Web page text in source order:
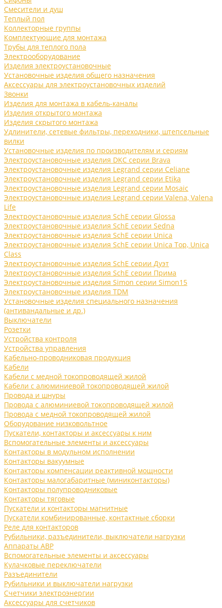
Смесители и душ
Теплый пол
Коллекторные группы
Комплектующие для монтажа
Трубы для теплого пола
Электрооборудование
Изделия электроустановочные
Установочные изделия общего назначения
Аксессуары для электроустановочных изделий
Звонки
Изделия для монтажа в кабель-каналы
Изделия открытого монтажа
Изделия скрытого монтажа
Удлинители, сетевые фильтры, переходники, штепсельные
вилки
Установочные изделия по производителям и сериям
Электроустановочные изделия DKC серии Brava
Электроустановочные изделия Legrand серии Celiane
Электроустановочные изделия Legrand серии Etika
Электроустановочные изделия Legrand серии Mosaic
Электроустановочные изделия Legrand серии Valena, Valena
Life
Электроустановочные изделия SchE серии Glossa
Электроустановочные изделия SchE серии Sedna
Электроустановочные изделия SchE серии Unica
Электроустановочные изделия SchE серии Unica Top, Unica
Class
Электроустановочные изделия SchE серии Дуэт
Электроустановочные изделия SchE серии Прима
Электроустановочные изделия Simon серии Simon15
Электроустановочные изделия TDM
Установочные изделия специального назначения
(антивандальные и др.)
Выключатели
Розетки
Устройства контроля
Устройства управления
Кабельно-проводниковая продукция
Кабели
Кабели с медной токопроводящей жилой
Кабели с алюминиевой токопроводящей жилой
Провода и шнуры
Провода с алюминиевой токопроводящей жилой
Провода с медной токопроводящей жилой
Оборудование низковольтное
Пускатели, контакторы и аксессуары к ним
Вспомогательные элементы и аксессуары
Контакторы в модульном исполнении
Контакторы вакуумные
Контакторы компенсации реактивной мощности
Контакторы малогабаритные (миниконтакторы)
Контакторы полупроводниковые
Контакторы тяговые
Пускатели и контакторы магнитные
Пускатели комбинированные, контактные сборки
Реле для контакторов
Рубильники, разъединители, выключатели нагрузки
Аппараты АВР
Вспомогательные элементы и аксессуары
Кулачковые переключатели
Разъединители
Рубильники и выключатели нагрузки
Счетчики электроэнергии
Аксессуары для счетчиков